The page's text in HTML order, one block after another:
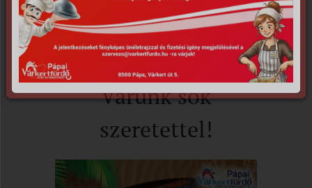
2020. június 26.,
péntek.
Várunk sok
szeretettel!